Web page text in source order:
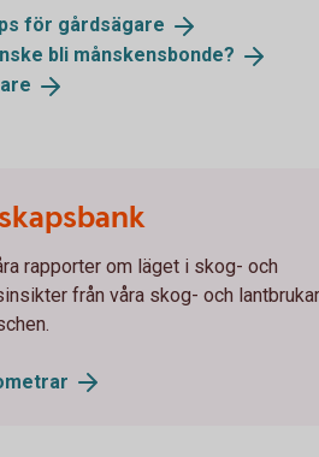
för gårdsägare
bli månskensbonde?
rapporter om läget i skog- och
från våra skog- och